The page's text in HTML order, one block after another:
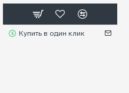
Купить в один клик